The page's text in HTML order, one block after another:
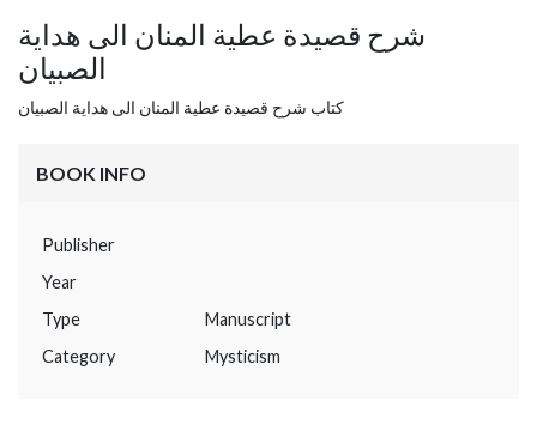
شرح قصيدة عطية المنان الى هداية
الصبيان
كتاب شرح قصيدة عطية المنان الى هداية الصبيان
BOOK INFO
Publisher
Year
Type
Manuscript
Category
Mysticism